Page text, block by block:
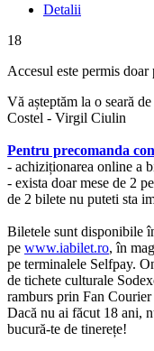
Detalii
18
Accesul este permis doar
Vă așteptăm la o seară
Costel - Virgil Ciulin
Pentru precomanda
- achiziționarea online a
- exista doar mese de 2
de 2 bilete nu puteti sta
Biletele sunt disponibile
pe www.iabilet.ro, în
pe terminalele Selfpay.
de tichete culturale
ramburs prin Fan
Dacă nu ai făcut 18 ani,
bucură-te de tinerețe!